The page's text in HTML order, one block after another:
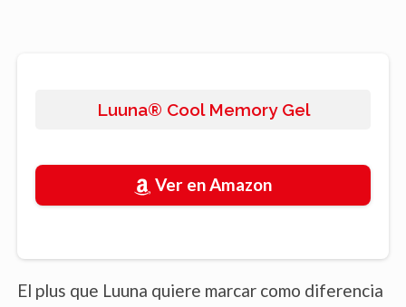
Luuna® Cool Memory Gel
Ver en Amazon
El plus que Luuna quiere marcar como diferencia